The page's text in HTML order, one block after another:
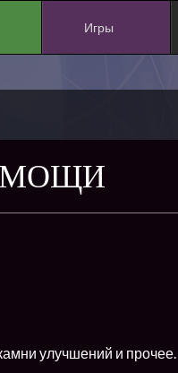
Игры
улучшений и прочее.